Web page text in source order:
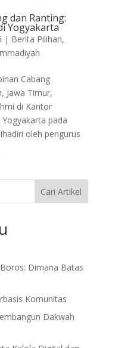
dan Ranting:
Yogyakarta
| Berita Pilihan,
Cabang
Jawa Timur,
di Kantor
pada
oleh pengurus
Cari Artikel
Dimana Batas
Komunitas
Dakwah